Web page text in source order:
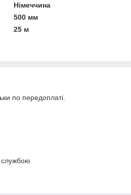
Німеччина
500 мм
25 м
по передоплаті.
службою